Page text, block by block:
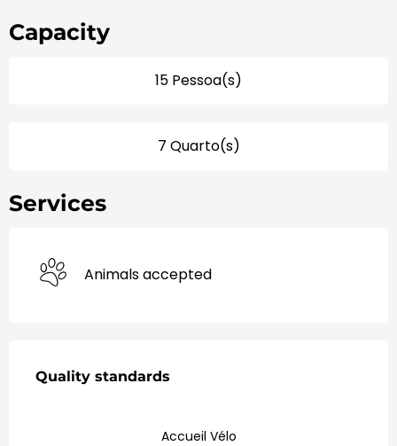
Capacity
15 Pessoa(s)
7 Quarto(s)
Services
Animals accepted
Quality standards
Quality standards
Accueil Vélo